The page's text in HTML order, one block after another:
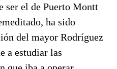
ser el de Puerto Montt
ha sido
del mayor Rodríguez
a estudiar las